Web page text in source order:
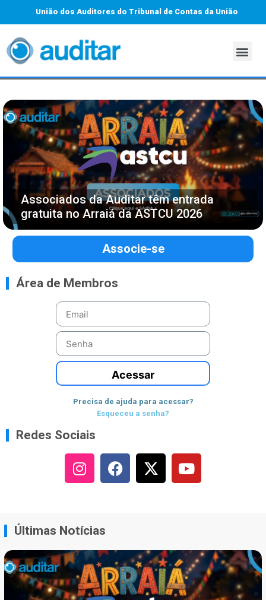
União dos Auditores do Tribunal de Contas da União
Associados da Auditar têm entrada
gratuita no Arraiá da ASTCU 2026
Associe-se
Área de Membros
Acessar
Precisa de ajuda para acessar?
Esqueceu a senha?
Redes Sociais
Últimas Notícias